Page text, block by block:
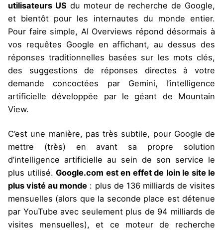
utilisateurs US du moteur de recherche de Google,
et bientôt pour les internautes du monde entier.
Pour faire simple, AI Overviews répond désormais à
vos requêtes Google en affichant, au dessus des
réponses traditionnelles basées sur les mots clés,
des suggestions de réponses directes à votre
demande concoctées par Gemini, l’intelligence
artificielle développée par le géant de Mountain
View.
C’est une manière, pas très subtile, pour Google de
mettre (très) en avant sa propre solution
d’intelligence artificielle au sein de son service le
plus utilisé. Google.com est en effet de loin le site le
plus visté au monde : plus de 136 milliards de visites
mensuelles (alors que la seconde place est détenue
par YouTube avec seulement plus de 94 milliards de
visites mensuelles), et ce moteur de recherche